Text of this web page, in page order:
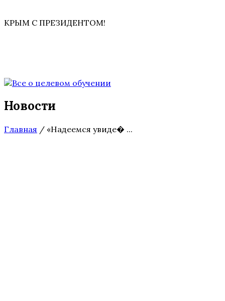
КРЫМ С ПРЕЗИДЕНТОМ!
Новости
Главная / «Надеемся увиде� ...